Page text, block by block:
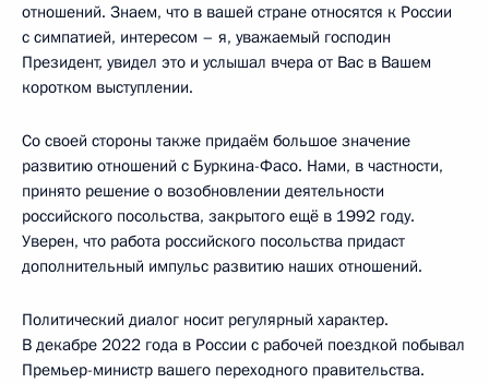
отношений. Знаем, что в вашей стране относятся к России
с симпатией, интересом – я, уважаемый господин
Президент, увидел это и услышал вчера от Вас в Вашем
коротком выступлении.
Со своей стороны также придаём большое значение
развитию отношений с Буркина-Фасо. Нами, в частности,
принято решение о возобновлении деятельности
российского посольства, закрытого ещё в 1992 году.
Уверен, что работа российского посольства придаст
дополнительный импульс развитию наших отношений.
Политический диалог носит регулярный характер.
В декабре 2022 года в России с рабочей поездкой побывал
Премьер-министр вашего переходного правительства.